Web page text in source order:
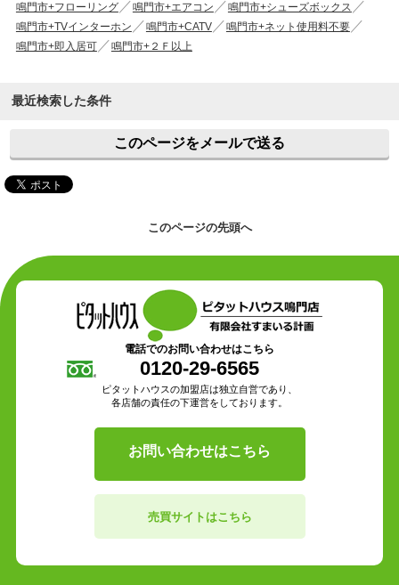
鳴門市+フローリング
鳴門市+エアコン
鳴門市+シューズボックス
鳴門市+TVインターホン
鳴門市+CATV
鳴門市+ネット使用料不要
鳴門市+即入居可
鳴門市+２Ｆ以上
最近検索した条件
このページをメールで送る
このページの先頭へ
電話でのお問い合わせはこちら
0120-29-6565
ピタットハウスの加盟店は独立自営であり、
各店舗の責任の下運営をしております。
お問い合わせはこちら
売買サイトはこちら